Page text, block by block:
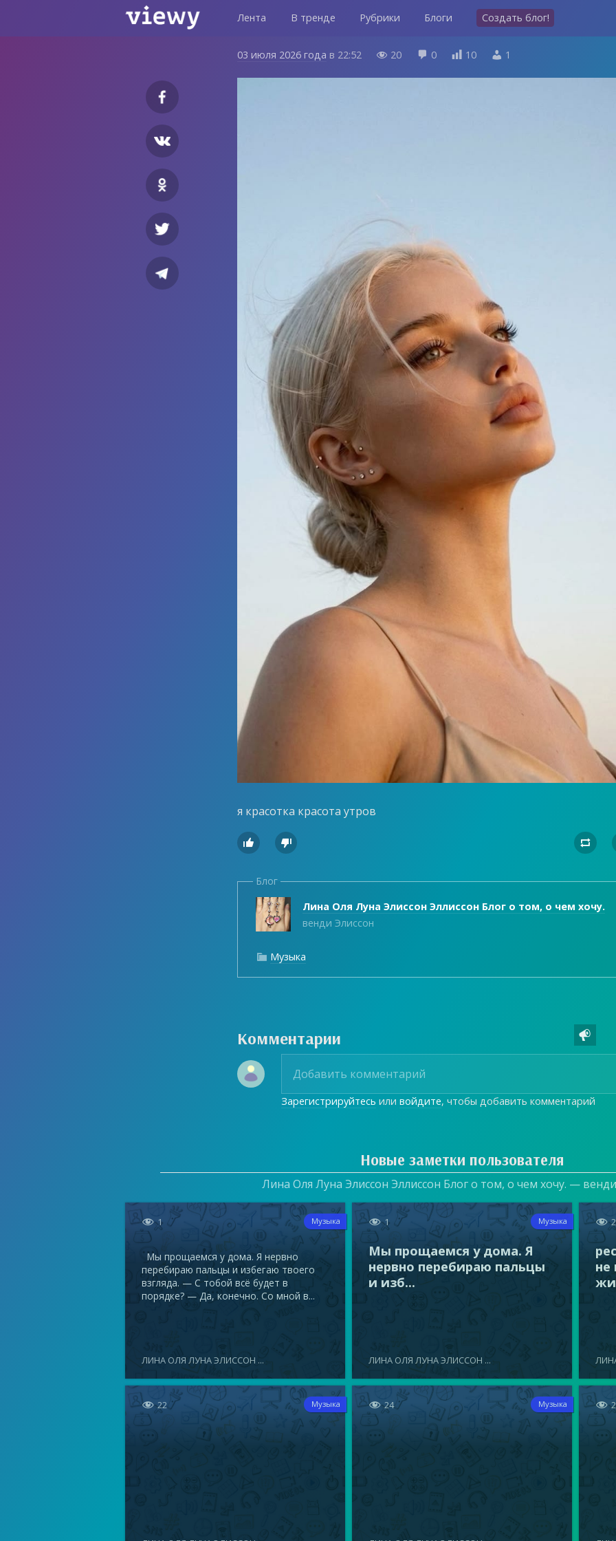
Лента В тренде Рубрики Блоги Создать блог!
03 июля 2026 года в 22:52  20  0  10  1
я красотка красота утров
  
Блог
Лина Оля Луна Элиссон Эллиссон Блог о том, о чем хочу.
венди Элиссон
 Музыка
Комментарии 
Зарегистрируйтесь иливойдите, чтобы добавить комментарий
Новые заметки пользователя
Лина Оля Луна Элиссон Эллиссон Блог о том, о чем хочу. —
 1 Музыка
Мы прощаемся у дома. Я нервно
перебираю пальцы и избегаю твоего
взгляда. — С тобой всё будет в
порядке? — Да, конечно. Со мной в...
ЛИНА ОЛЯ ЛУНА ЭЛИССОН ...
 1 Музыка
Мы прощаемся у дома. Я
нервно перебираю пальцы
и изб...
ЛИНА ОЛЯ ЛУНА ЭЛИССОН ...

не
 22 Музыка  24 Музыка 